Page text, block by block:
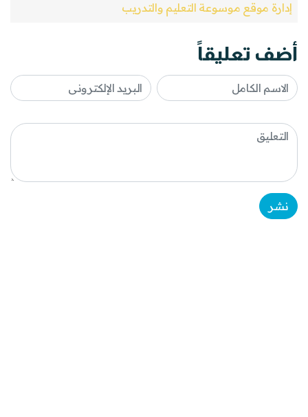
إدارة موقع موسوعة التعليم والتدريب
أضف تعليقاً
نشر